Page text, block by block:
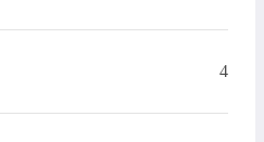
4